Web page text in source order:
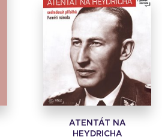
ATENTÁT NA
HEYDRICHA